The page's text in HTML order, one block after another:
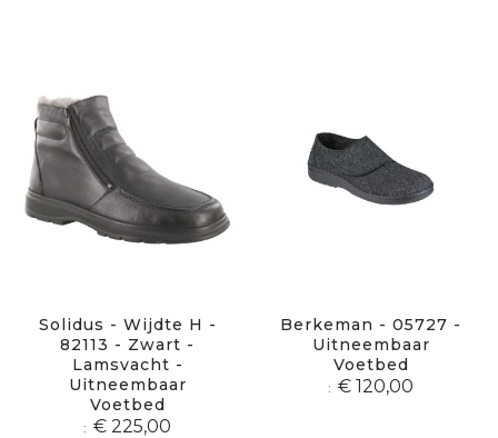
Solidus - Wijdte H -
82113 - Zwart -
Lamsvacht -
Uitneembaar
Voetbed
€ 225,00
Berkeman - 05727 -
Uitneembaar
Voetbed
€ 120,00